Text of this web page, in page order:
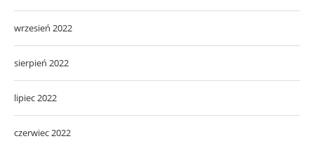
wrzesień 2022
sierpień 2022
lipiec 2022
czerwiec 2022